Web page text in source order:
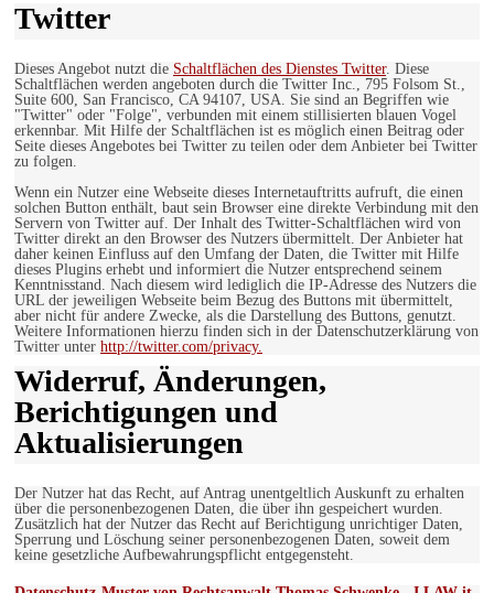
Twitter
Dieses Angebot nutzt die Schaltflächen des Dienstes Twitter. Diese
Schaltflächen werden angeboten durch die Twitter Inc., 795 Folsom St.,
Suite 600, San Francisco, CA 94107, USA. Sie sind an Begriffen wie
"Twitter" oder "Folge", verbunden mit einem stillisierten blauen Vogel
erkennbar. Mit Hilfe der Schaltflächen ist es möglich einen Beitrag oder
Seite dieses Angebotes bei Twitter zu teilen oder dem Anbieter bei Twitter
zu folgen.
Wenn ein Nutzer eine Webseite dieses Internetauftritts aufruft, die einen
solchen Button enthält, baut sein Browser eine direkte Verbindung mit den
Servern von Twitter auf. Der Inhalt des Twitter-Schaltflächen wird von
Twitter direkt an den Browser des Nutzers übermittelt. Der Anbieter hat
daher keinen Einfluss auf den Umfang der Daten, die Twitter mit Hilfe
dieses Plugins erhebt und informiert die Nutzer entsprechend seinem
Kenntnisstand. Nach diesem wird lediglich die IP-Adresse des Nutzers die
URL der jeweiligen Webseite beim Bezug des Buttons mit übermittelt,
aber nicht für andere Zwecke, als die Darstellung des Buttons, genutzt.
Weitere Informationen hierzu finden sich in der Datenschutzerklärung von
Twitter unter http://twitter.com/privacy.
Widerruf, Änderungen,
Berichtigungen und
Aktualisierungen
Der Nutzer hat das Recht, auf Antrag unentgeltlich Auskunft zu erhalten
über die personenbezogenen Daten, die über ihn gespeichert wurden.
Zusätzlich hat der Nutzer das Recht auf Berichtigung unrichtiger Daten,
Sperrung und Löschung seiner personenbezogenen Daten, soweit dem
keine gesetzliche Aufbewahrungspflicht entgegensteht.